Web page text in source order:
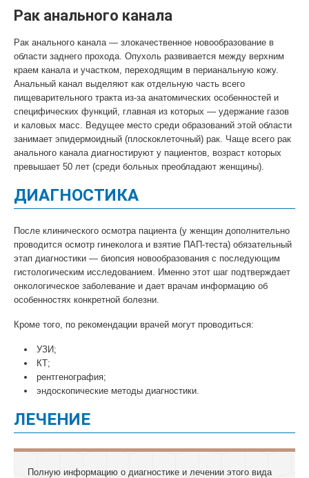
Рак анального канала
Рак анального канала — злокачественное новообразование в
области заднего прохода. Опухоль развивается между верхним
краем канала и участком, переходящим в перианальную кожу.
Анальный канал выделяют как отдельную часть всего
пищеварительного тракта из-за анатомических особенностей и
специфических функций, главная из которых — удержание газов
и каловых масс. Ведущее место среди образований этой области
занимает эпидермоидный (плоскоклеточный) рак. Чаще всего рак
анального канала диагностируют у пациентов, возраст которых
превышает 50 лет (среди больных преобладают женщины).
ДИАГНОСТИКА
После клинического осмотра пациента (у женщин дополнительно
проводится осмотр гинеколога и взятие ПАП-теста) обязательный
этап диагностики — биопсия новообразования с последующим
гистологическим исследованием. Именно этот шаг подтверждает
онкологическое заболевание и дает врачам информацию об
особенностях конкретной болезни.
Кроме того, по рекомендации врачей могут проводиться:
УЗИ;
КТ;
рентгенография;
эндоскопические методы диагностики.
ЛЕЧЕНИЕ
Полную информацию о диагностике и лечении этого вида